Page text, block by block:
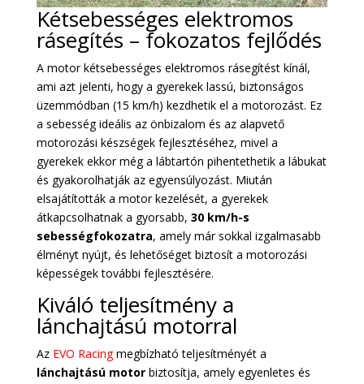
Kétsebességes elektromos
rásegítés – fokozatos fejlődés
A motor kétsebességes elektromos rásegítést kínál,
ami azt jelenti, hogy a gyerekek lassú, biztonságos
üzemmódban (15 km/h) kezdhetik el a motorozást. Ez
a sebesség ideális az önbizalom és az alapvető
motorozási készségek fejlesztéséhez, mivel a
gyerekek ekkor még a lábtartón pihentethetik a lábukat
és gyakorolhatják az egyensúlyozást. Miután
elsajátították a motor kezelését, a gyerekek
átkapcsolhatnak a gyorsabb, 30 km/h-s
sebességfokozatra, amely már sokkal izgalmasabb
élményt nyújt, és lehetőséget biztosít a motorozási
képességek további fejlesztésére.
Kiváló teljesítmény a
lánchajtású motorral
Az EVO Racingmegbízható teljesítményét a
lánchajtású motorbiztosítja, amely egyenletes és